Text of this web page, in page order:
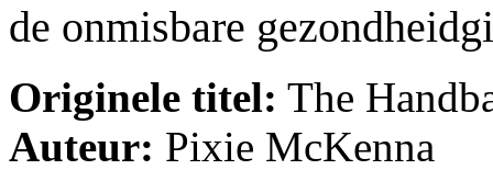
de onmisbare
Originele titel: The
Auteur: Pixie McKenna